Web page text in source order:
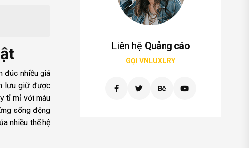
đúc nhiều giá
lưu giữ được
tỉ mỉ với màu
sống động
nhiều thế hệ
Liên hệ Quảng cáo
GỌI VNLUXURY